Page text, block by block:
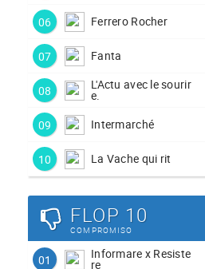
06 Ferrero Rocher
07 Fanta
08 L'Actu avec le sourir
e.
09 Intermarché
10 La Vache qui rit
FLOP 10
COMPROMISO
01 Informare x Resiste
re